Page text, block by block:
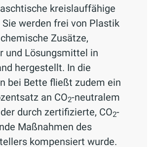
kreislauffähige
Sie werden frei von Plastik
Zusätze,
und Lösungsmittel in
hergestellt. In die
bei Bette fließt zudem ein
an CO2-neutralem
durch zertifizierte, CO2-
Maßnahmen des
kompensiert wurde.